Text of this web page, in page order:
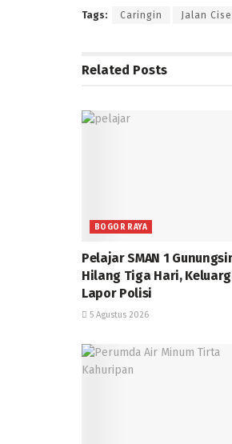
Tags: Caringin Jalan
Related Posts
BOGOR RAYA
Pelajar SMAN 1
Hilang Tiga Hari,
Lapor Polisi
5 Agustus 2026